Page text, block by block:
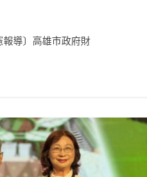
報導〕高雄市政府財